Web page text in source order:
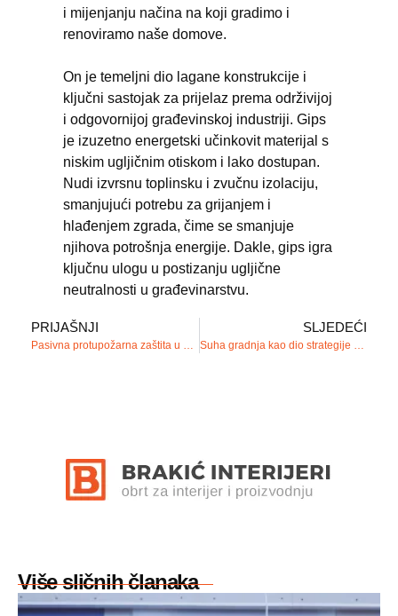
i mijenjanju načina na koji gradimo i
renoviramo naše domove.
On je temeljni dio lagane konstrukcije i
ključni sastojak za prijelaz prema održivijoj
i odgovornijoj građevinskoj industriji. Gips
je izuzetno energetski učinkovit materijal s
niskim ugljičnim otiskom i lako dostupan.
Nudi izvrsnu toplinsku i zvučnu izolaciju,
smanjujući potrebu za grijanjem i
hlađenjem zgrada, čime se smanjuje
njihova potrošnja energije. Dakle, gips igra
ključnu ulogu u postizanju ugljične
neutralnosti u građevinarstvu.
PRIJAŠNJI SLJEDEĆI
Više sličnih članaka